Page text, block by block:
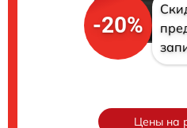
-20%
Цены на